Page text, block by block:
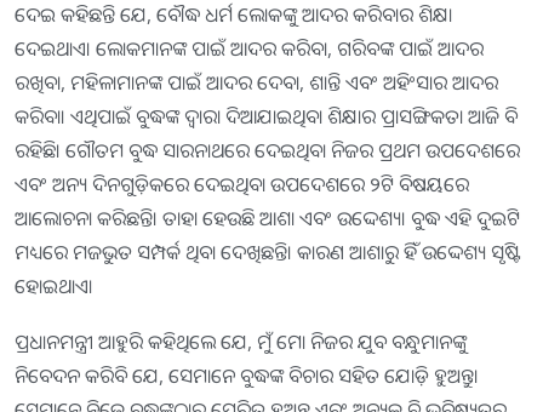
ଦେଇ କହିଛନ୍ତି ଯେ, ବୌଦ୍ଧ ଧର୍ମ ଲୋକଙ୍କୁ ଆଦର କରିବାର ଶିକ୍ଷା
ଦେଇଥାଏ। ଲୋକମାନଙ୍କ ପାଇଁ ଆଦର କରିବା, ଗରିବଙ୍କ ପାଇଁ ଆଦର
ରଖିବା, ମହିଳାମାନଙ୍କ ପାଇଁ ଆଦର ଦେବା, ଶାନ୍ତି ଏବଂ ଅହିଂସାର ଆଦର
କରିବା। ଏଥିପାଇଁ ବୁଦ୍ଧଙ୍କ ଦ୍ବାରା ଦିଆଯାଇଥିବା ଶିକ୍ଷାର ପ୍ରାସଙ୍ଗିକତା ଆଜି ବି
ରହିଛି। ଗୌତମ ବୁଦ୍ଧ ସାରନାଥରେ ଦେଇଥିବା ନିଜର ପ୍ରଥମ ଉପଦେଶରେ
ଏବଂ ଅନ୍ୟ ଦିନଗୁଡ଼ିକରେ ଦେଇଥିବା ଉପଦେଶରେ ୨ଟି ବିଷୟରେ
ଆଲୋଚନା କରିଛନ୍ତି। ତାହା ହେଉଛି ଆଶା ଏବଂ ଉଦ୍ଦେଶ୍ୟ। ବୁଦ୍ଧ ଏହି ଦୁଇଟି
ମଧ୍ୟରେ ମଜଭୁତ ସମ୍ପର୍କ ଥିବା ଦେଖିଛନ୍ତି। କାରଣ ଆଶାରୁ ହିଁ ଉଦ୍ଦେଶ୍ୟ ସୃଷ୍ଟି
ହୋଇଥାଏ।
ପ୍ରଧାନମନ୍ତ୍ରୀ ଆହୁରି କହିଥିଲେ ଯେ, ମୁଁ ମୋ ନିଜର ଯୁବ ବନ୍ଧୁମାନଙ୍କୁ
ନିବେଦନ କରିବି ଯେ, ସେମାନେ ବୁଦ୍ଧଙ୍କ ବିଚାର ସହିତ ଯୋଡ଼ି ହୁଅନ୍ତୁ।